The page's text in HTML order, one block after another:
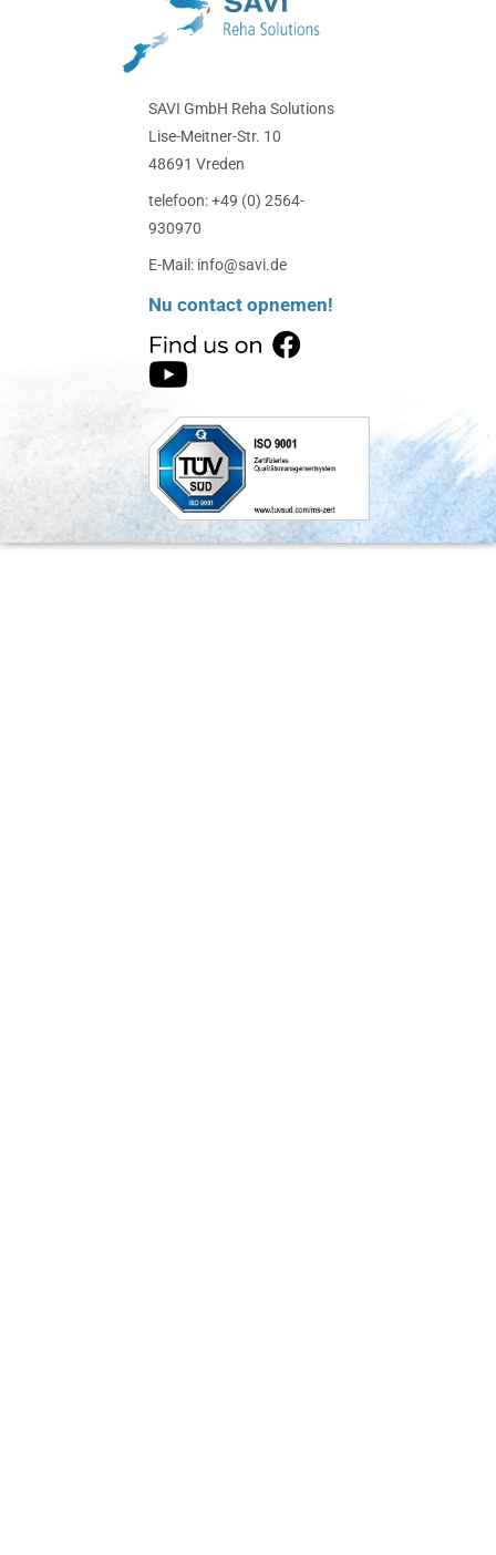
SAVI GmbH Reha Solutions
Lise-Meitner-Str. 10
48691 Vreden
telefoon: +49 (0) 2564-
930970
E-Mail: info@savi.de
Nu contact opnemen!